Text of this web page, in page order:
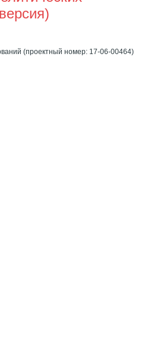
(проектный номер: 17-06-00464)